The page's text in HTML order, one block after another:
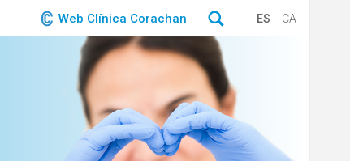
Web Clínica Corachan ES CA